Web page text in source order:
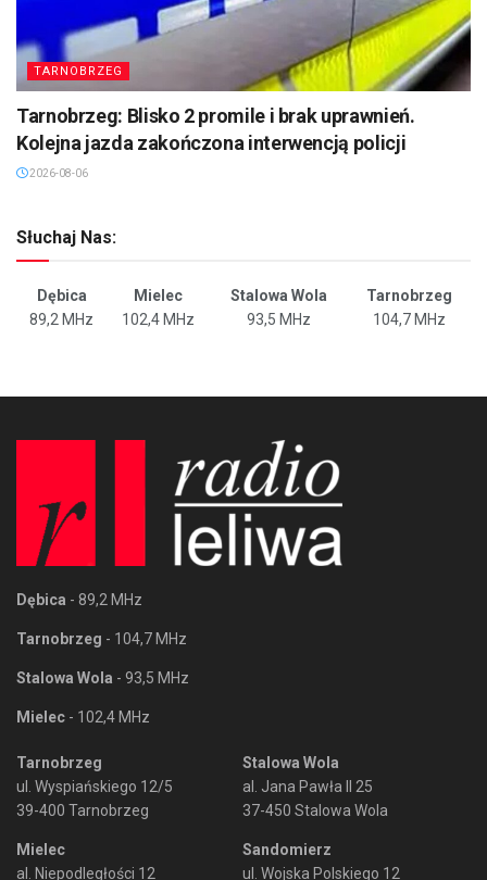
TARNOBRZEG
Tarnobrzeg: Blisko 2 promile i brak uprawnień.
Kolejna jazda zakończona interwencją policji
2026-08-06
Słuchaj Nas:
Dębica Mielec Stalowa Wola
Tarnobrzeg
89,2 MHz
102,4 MHz 93,5 MHz 104,7 MHz
Dębica - 89,2 MHz
Tarnobrzeg - 104,7 MHz
Stalowa Wola - 93,5 MHz
Mielec - 102,4 MHz
Tarnobrzeg
ul. Wyspiańskiego 12/5
39-400 Tarnobrzeg
Mielec
al. Niepodległości 12
Stalowa Wola
al. Jana Pawła II 25
37-450 Stalowa Wola
Sandomierz
ul. Wojska Polskiego 12